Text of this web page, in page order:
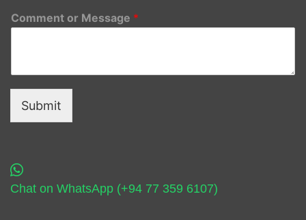
Comment or Message *
Submit
Chat on WhatsApp (+94 77 359 6107)